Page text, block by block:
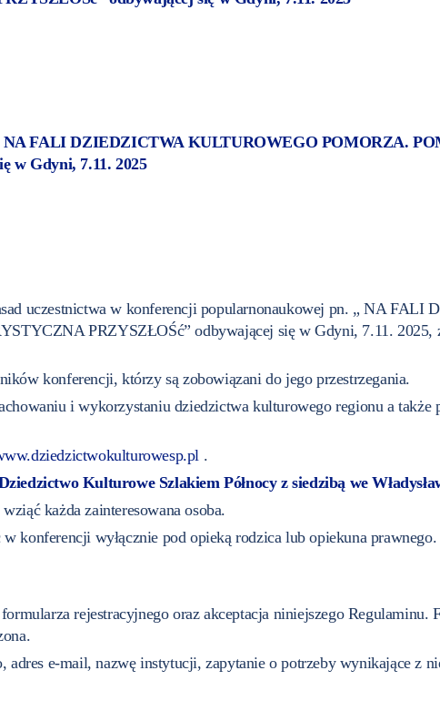
NA FALI DZIEDZICTWA KULTUROWEGO POMORZA.
w Gdyni, 7.11. 2025
uczestnictwa w konferencji popularnonaukowej pn. „ NA
PRZYSZŁOŚć” odbywającej się w Gdyni, 7.11. 2025,
konferencji, którzy są zobowiązani do jego przestrzegania.
i wykorzystaniu dziedzictwa kulturowego regionu a także
.
Kulturowe Szlakiem Północy z siedzibą we
każda zainteresowana osoba.
konferencji wyłącznie pod opieką rodzica lub opiekuna
rejestracyjnego oraz akceptacja niniejszego Regulaminu.
e-mail, nazwę instytucji, zapytanie o potrzeby wynikające z